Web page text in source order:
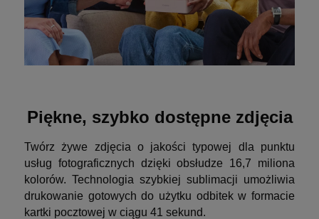
Piękne, szybko dostępne zdjęcia
Twórz żywe zdjęcia o jakości typowej dla punktu
usług fotograficznych dzięki obsłudze 16,7 miliona
kolorów. Technologia szybkiej sublimacji umożliwia
drukowanie gotowych do użytku odbitek w formacie
kartki pocztowej w ciągu 41 sekund.